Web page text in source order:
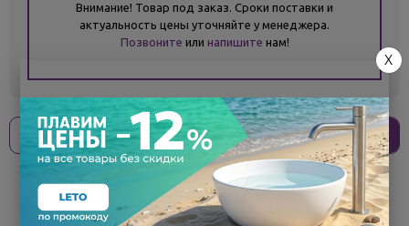
Внимание! Товар под заказ. Сроки поставки и
актуальность цены уточняйте у менеджера.
Позвоните или напишите нам!
Оплати без переплат 775 ₽x 4 платежа
Поделиться
X